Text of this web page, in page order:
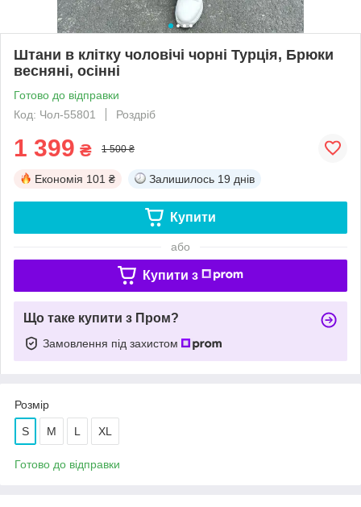
Штани в клітку чоловічі чорні Турція, Брюки
весняні, осінні
Готово до відправки
Код: Чол-55801
Роздріб
1 399 ₴ 1 500 ₴
Економія 101 ₴ Залишилось 19 днів
Купити
або
Купити з
Що таке купити з Пром?
Замовлення під захистом
Розмір
S M L XL
Готово до відправки